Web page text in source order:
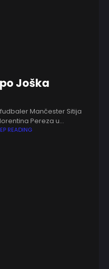
Joška
Mančester Sitija
Pereza u
Budući da se radi o
READING